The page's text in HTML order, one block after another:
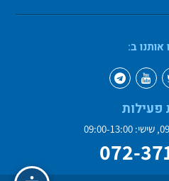
ב:
פעילות
072-